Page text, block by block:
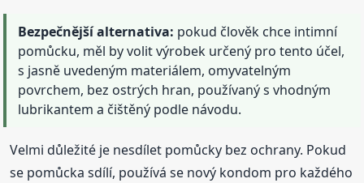
Bezpečnější alternativa: pokud člověk chce intimní
pomůcku, měl by volit výrobek určený pro tento účel,
s jasně uvedeným materiálem, omyvatelným
povrchem, bez ostrých hran, používaný s vhodným
lubrikantem a čištěný podle návodu.
Velmi důležité je nesdílet pomůcky bez ochrany. Pokud
se pomůcka sdílí, používá se nový kondom pro každého